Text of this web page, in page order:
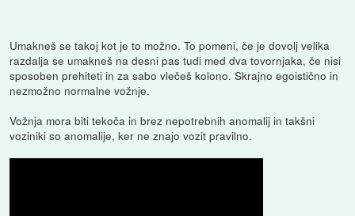
Umakneš se takoj kot je to možno. To pomeni, če je dovolj velika
razdalja se umakneš na desni pas tudi med dva tovornjaka, če nisi
sposoben prehiteti in za sabo vlečeš kolono. Skrajno egoistično in
nezmožno normalne vožnje.
Vožnja mora biti tekoča in brez nepotrebnih anomalij in takšni
voziniki so anomalije, ker ne znajo vozit pravilno.